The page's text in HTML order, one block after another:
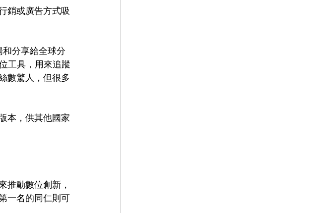
銷或廣告方式吸
分享給全球分
工具，用來追蹤
數驚人，但很多
本，供其他國家
推動數位創新，
一名的同仁則可